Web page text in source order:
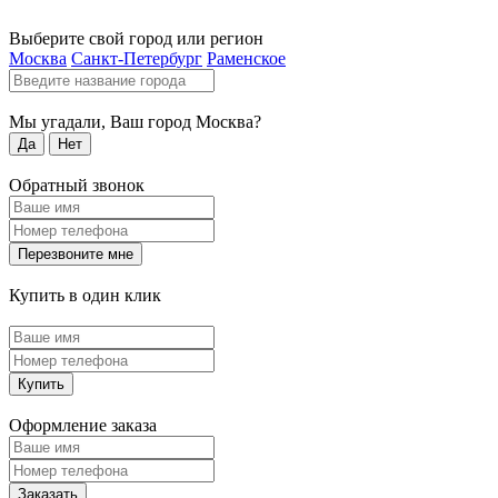
Выберите свой город или регион
Москва Санкт-Петербург Раменское
Мы угадали, Ваш город Москва?
Да Нет
Обратный звонок
Перезвоните мне
Купить в один клик
Купить
Оформление заказа
Заказать